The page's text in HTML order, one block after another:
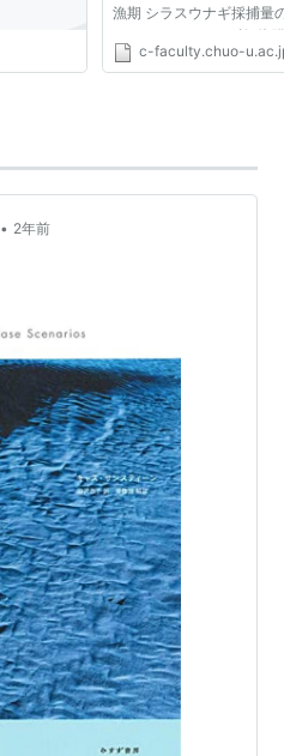
漁期 シラスウナギ採捕量
の１：ニホンウナギ個体
とすべきは予防原則、重
c-faculty.chuo-
• 2年前